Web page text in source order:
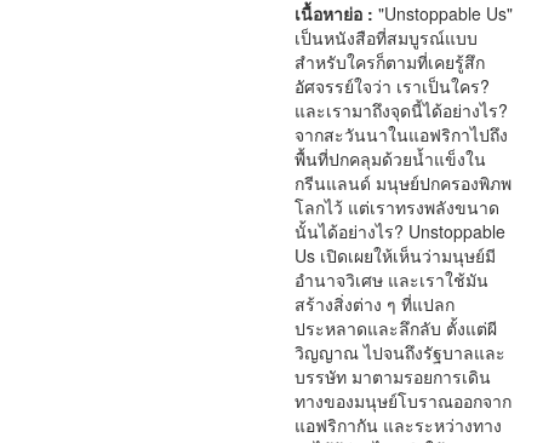
เนื้อหาย่อ :"Unstoppable Us"
เป็นหนังสือที่สมบูรณ์แบบ
สำหรับใครก็ตามที่เคยรู้สึก
อัศจรรย์ใจว่า เราเป็นใคร?
และเรามาถึงจุดนี้ได้อย่างไร?
จากสะวันนาในแอฟริกาไปถึง
พื้นที่ปกคลุมด้วยน้ำแข็งใน
กรีนแลนด์ มนุษย์ปกครองพิภพ
โลกไว้ แต่เราทรงพลังขนาด
นั้นได้อย่างไร? Unstoppable
Us เปิดเผยให้เห็นว่ามนุษย์มี
อำนาจวิเศษ และเราใช้มัน
สร้างสิ่งต่าง ๆ ที่แปลก
ประหลาดและลึกลับ ตั้งแต่ผี
วิญญาณ ไปจนถึงรัฐบาลและ
บรรษัท มาตามรอยการเดิน
ทางของมนุษย์โบราณออกจาก
แอฟริกากัน และระหว่างทาง